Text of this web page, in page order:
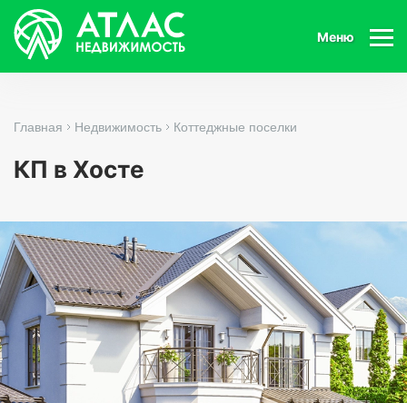
Меню
Главная Недвижимость Коттеджные поселки
КП в Хосте